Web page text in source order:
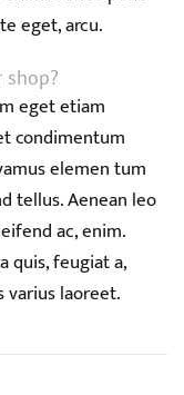
eget, arcu.
eget etiam
condimentum
elemen tum
tellus. Aenean leo
ac, enim.
quis, feugiat a,
varius laoreet.